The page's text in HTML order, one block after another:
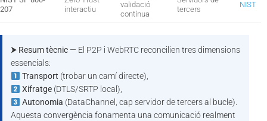
207
interactiu
validació
contínua
tercers
NIST
⮞ Resum tècnic — El P2P i WebRTC reconcilien tres dimensions
essencials:
Transport (trobar un camí directe),
Xifratge (DTLS/SRTP local),
Autonomia (DataChannel, cap servidor de tercers al bucle).
Aquesta convergència fonamenta una comunicació realment